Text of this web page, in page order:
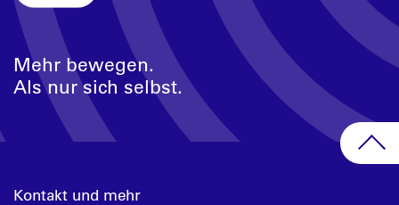
Mehr bewegen.
Als nur sich selbst.
Kontakt und mehr